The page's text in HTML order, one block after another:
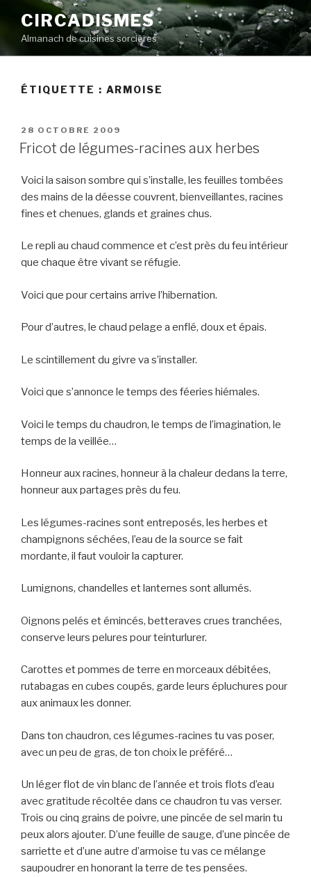
contenu
principal
CIRCADISMES
Almanach de cuisines sorcières
ÉTIQUETTE : ARMOISE
PUBLIÉ
LE
28 OCTOBRE 2009
Fricot de légumes-racines aux herbes
Voici la saison sombre qui s’installe, les feuilles tombées
des mains de la déesse couvrent, bienveillantes, racines
fines et chenues, glands et graines chus.
Le repli au chaud commence et c’est près du feu intérieur
que chaque être vivant se réfugie.
Voici que pour certains arrive l’hibernation.
Pour d’autres, le chaud pelage a enflé, doux et épais.
Le scintillement du givre va s’installer.
Voici que s’annonce le temps des féeries hiémales.
Voici le temps du chaudron, le temps de l’imagination, le
temps de la veillée…
Honneur aux racines, honneur à la chaleur dedans la terre,
honneur aux partages près du feu.
Les légumes-racines sont entreposés, les herbes et
champignons séchées, l’eau de la source se fait
mordante, il faut vouloir la capturer.
Lumignons, chandelles et lanternes sont allumés.
Oignons pelés et émincés, betteraves crues tranchées,
conserve leurs pelures pour teinturlurer.
Carottes et pommes de terre en morceaux débitées,
rutabagas en cubes coupés, garde leurs épluchures pour
aux animaux les donner.
Dans ton chaudron, ces légumes-racines tu vas poser,
avec un peu de gras, de ton choix le préféré…
Un léger flot de vin blanc de l’année et trois flots d’eau
avec gratitude récoltée dans ce chaudron tu vas verser.
Trois ou cinq grains de poivre, une pincée de sel marin tu
peux alors ajouter. D’une feuille de sauge, d’une pincée de
sarriette et d’une autre d’armoise tu vas ce mélange
saupoudrer en honorant la terre de tes pensées.